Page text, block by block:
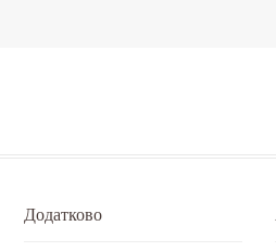
Додатково